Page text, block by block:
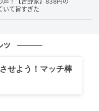
いて旨すぎた
ツ
せよう！マッチ棒